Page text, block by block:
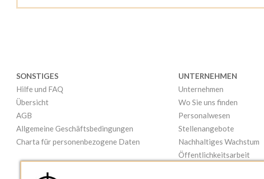
SONSTIGES
Hilfe und FAQ
Übersicht
AGB
Allgemeine Geschäftsbedingungen
Charta für personenbezogene Daten
UNTERNEHMEN
Unternehmen
Wo Sie uns finden
Personalwesen
Stellenangebote
Nachhaltiges Wachstum
Öffentlichkeitsarbeit